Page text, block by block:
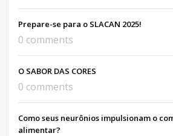
Prepare-se para o SLACAN 2025!
0 comments
O SABOR DAS CORES
0 comments
Como seus neurônios impulsionam o
alimentar?